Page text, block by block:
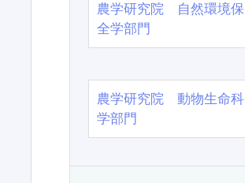
農学研究院 自然環境保
全学部門
農学研究院 動物生命科
学部門